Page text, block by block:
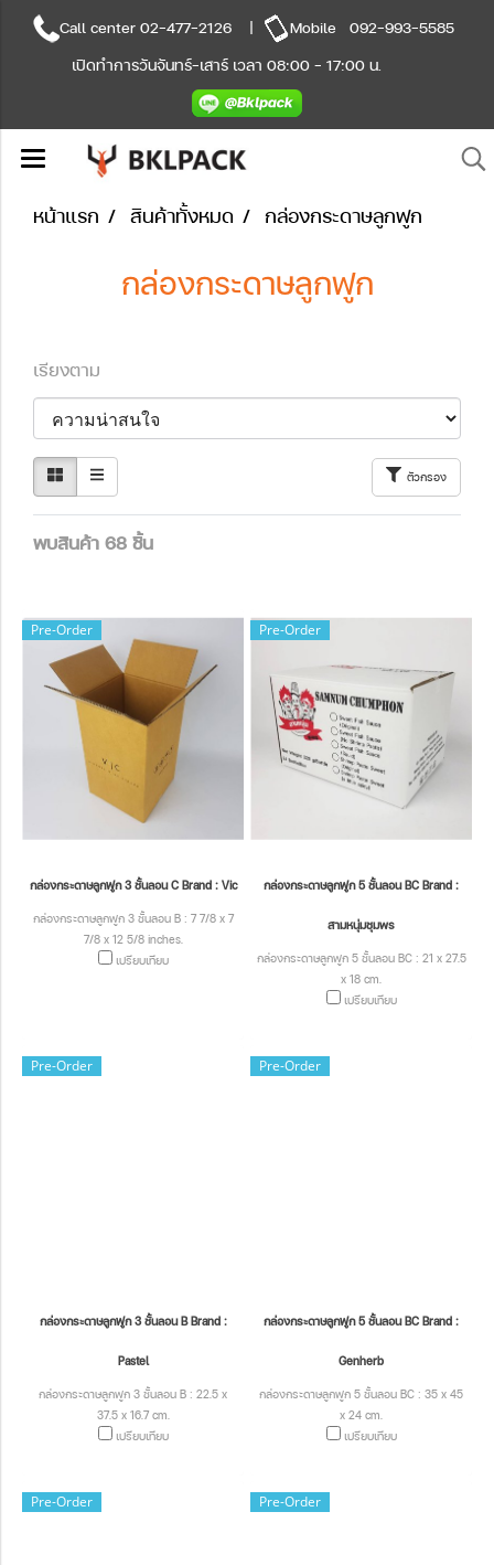
Call center 02-477-2126 | Mobile 092-993-5585
เปิดทำการวันจันทร์-เสาร์ เวลา 08:00 - 17:00 น.
หน้าแรก สินค้าทั้งหมด กล่องกระดาษลูกฟูก
กล่องกระดาษลูกฟูก
เรียงตาม
ตัวกรอง
พบสินค้า 68 ชิ้น
Pre-Order
กล่องกระดาษลูกฟูก 3 ชั้นลอน C Brand : Vic
กล่องกระดาษลูกฟูก 3 ชั้นลอน B : 7 7/8 x 7
7/8 x 12 5/8 inches.
เปรียบเทียบ
Pre-Order
กล่องกระดาษลูกฟูก 5 ชั้นลอน BC Brand :
สามหนุ่มชุมพร
กล่องกระดาษลูกฟูก 5 ชั้นลอน BC : 21 x 27.5
x 18 cm.
เปรียบเทียบ
Pre-Order
กล่องกระดาษลูกฟูก 3 ชั้นลอน B Brand :
Pastel
กล่องกระดาษลูกฟูก 3 ชั้นลอน B : 22.5 x
37.5 x 16.7 cm.
เปรียบเทียบ
Pre-Order
กล่องกระดาษลูกฟูก 5 ชั้นลอน BC Brand :
Genherb
กล่องกระดาษลูกฟูก 5 ชั้นลอน BC : 35 x 45
x 24 cm.
เปรียบเทียบ
Pre-Order Pre-Order